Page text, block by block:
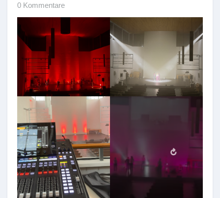
0 Kommentare